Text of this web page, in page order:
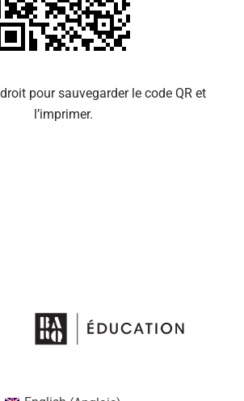
pour sauvegarder le code QR et
l’imprimer.